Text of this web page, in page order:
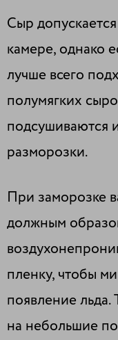
Сыр
камере, однако
лучше всего
полумягких
подсушиваются
разморозки.
При заморозке
должным
пленку, чтобы
появление
на небольшие